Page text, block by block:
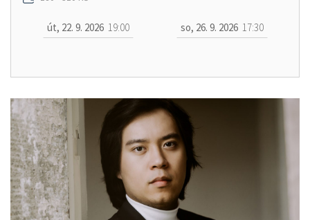
út, 22. 9. 2026 19:00 so, 26. 9. 2026 17:30